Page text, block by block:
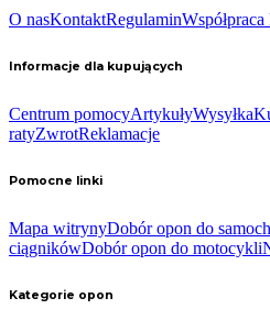
O nasKontaktRegulamin
Informacje dla kupujących
Centrum pomocyArtykułyWysyłka
ratyZwrotReklamacje
Pomocne linki
Mapa witrynyDobór opon do
ciągnikówDobór opon do motocykli
Kategorie opon